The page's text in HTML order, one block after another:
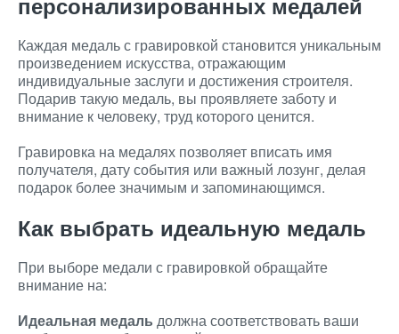
Каждая медаль с гравировкой становится уникальным
произведением искусства, отражающим
индивидуальные заслуги и достижения строителя.
Подарив такую медаль, вы проявляете заботу и
внимание к человеку, труд которого ценится.
Гравировка на медалях позволяет вписать имя
получателя, дату события или важный лозунг, делая
подарок более значимым и запоминающимся.
Как выбрать идеальную медаль
При выборе медали с гравировкой обращайте
внимание на:
Идеальная медаль должна соответствовать ваши